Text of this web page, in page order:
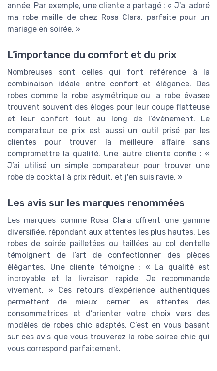
année. Par exemple, une cliente a partagé : « J'ai adoré
ma robe maille de chez Rosa Clara, parfaite pour un
mariage en soirée. »
L’importance du comfort et du prix
Nombreuses sont celles qui font référence à la
combinaison idéale entre confort et élégance. Des
robes comme la robe asymétrique ou la robe évasee
trouvent souvent des éloges pour leur coupe flatteuse
et leur confort tout au long de l’événement. Le
comparateur de prix est aussi un outil prisé par les
clientes pour trouver la meilleure affaire sans
compromettre la qualité. Une autre cliente confie : «
J’ai utilisé un simple comparateur pour trouver une
robe de cocktail à prix réduit, et j'en suis ravie. »
Les avis sur les marques renommées
Les marques comme Rosa Clara offrent une gamme
diversifiée, répondant aux attentes les plus hautes. Les
robes de soirée pailletées ou taillées au col dentelle
témoignent de l’art de confectionner des pièces
élégantes. Une cliente témoigne : « La qualité est
incroyable et la livraison rapide. Je recommande
vivement. » Ces retours d’expérience authentiques
permettent de mieux cerner les attentes des
consommatrices et d’orienter votre choix vers des
modèles de robes chic adaptés. C’est en vous basant
sur ces avis que vous trouverez la robe soiree chic qui
vous correspond parfaitement.